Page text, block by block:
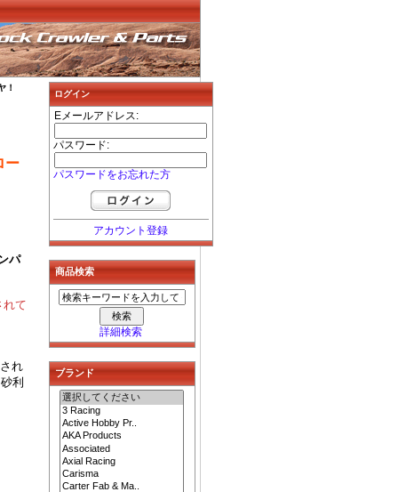
！
ー
パ
れて
れ
利
ログイン
Eメールアドレス:
パスワード:
パスワードをお忘れた方
アカウント登録
商品検索
詳細検索
ブランド